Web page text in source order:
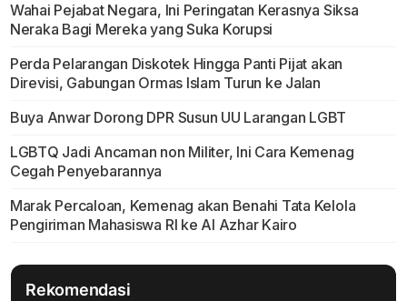
Wahai Pejabat Negara, Ini Peringatan Kerasnya Siksa
Neraka Bagi Mereka yang Suka Korupsi
Perda Pelarangan Diskotek Hingga Panti Pijat akan
Direvisi, Gabungan Ormas Islam Turun ke Jalan
Buya Anwar Dorong DPR Susun UU Larangan LGBT
LGBTQ Jadi Ancaman non Militer, Ini Cara Kemenag
Cegah Penyebarannya
Marak Percaloan, Kemenag akan Benahi Tata Kelola
Pengiriman Mahasiswa RI ke Al Azhar Kairo
Rekomendasi